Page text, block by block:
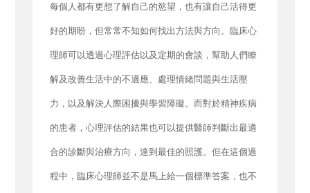
每個人都有更想了解自己的慾望，也有讓自己活得更
好的期盼，但常常不知如何找出方法與方向。臨床心
理師可以透過心理評估以及定期的會談，幫助人們瞭
解及改善生活中的不適應、處理情緒問題與生活壓
力，以及解決人際困擾與學習障礙。而對於精神疾病
的患者，心理評估的結果也可以提供醫師判斷出最適
合的診斷與治療方向，達到最佳的照護。但在這個過
程中，臨床心理師並不是馬上給一個標準答案，也不